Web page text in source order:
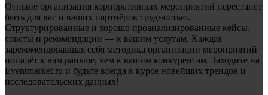
Отныне организация корпоративных мероприятий перестанет
быть для вас и ваших партнёров трудностью.
Структурированные и хорошо проанализированные кейсы,
советы и рекомендации — к вашим услугам. Каждая
зарекомендовавшая себя методика организации мероприятий
попадёт к вам раньше, чем к вашим конкурентам. Заходите на
Eventmarket.ru и будьте всегда в курсе новейших трендов и
исследовательских данных!